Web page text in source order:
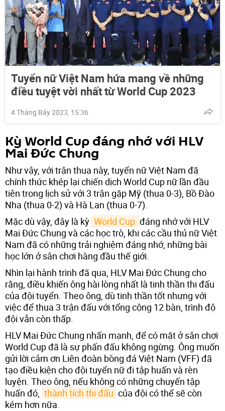
Tuyển nữ Việt Nam hứa mang về những
điều tuyệt vời nhất từ World Cup 2023
4 Tháng Bảy 2023, 15:36
Kỳ World Cup đáng nhớ với HLV
Mai Đức Chung
Như vậy, với trận thua này, tuyển nữ Việt Nam đã
chính thức khép lại chiến dịch World Cup nữ lần đầu
tiên trong lịch sử với 3 trận gặp Mỹ (thua 0-3), Bồ Đào
Nha (thua 0-2) và Hà Lan (thua 0-7).
Mặc dù vậy, đây là kỳ World Cup đáng nhớ với HLV
Mai Đức Chung và các học trò, khi các cầu thủ nữ Việt
Nam đã có những trải nghiệm đáng nhớ, những bài
học lớn ở sân chơi hàng đầu thế giới.
Nhìn lại hành trình đã qua, HLV Mai Đức Chung cho
rằng, điều khiến ông hài lòng nhất là tinh thần thi đấu
của đội tuyển. Theo ông, dù tinh thần tốt nhưng với
việc để thua 3 trận đấu với tổng cộng 12 bàn, trình độ
đội vẫn còn thấp.
HLV Mai Đức Chung nhấn mạnh, để có mặt ở sân chơi
World Cup đã là sự phấn đấu không ngừng. Ông muốn
gửi lời cảm ơn Liên đoàn bòng đá Việt Nam (VFF) đã
tạo điều kiện cho đội tuyển nữ đi tập huấn và rèn
luyện. Theo ông, nếu không có những chuyến tập
huấn đó, thành tích thi đấu của đội có thể sẽ còn
kém hơn nữa.